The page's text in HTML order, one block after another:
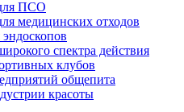
ПСО
медицинских отходов
спектра действия
клубов
общепита
красоты